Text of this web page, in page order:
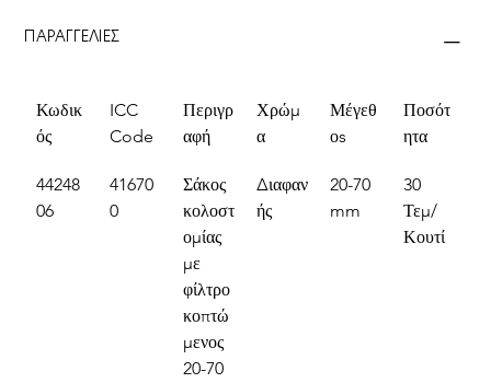
ΠΑΡΑΓΓΕΛΙΕΣ
Κωδικ
ός
ICC
Code
Περιγρ
αφή
Χρώμ
α
Μέγεθ
οs
Ποσότ
ητα
44248
06
41670
0
Σάκος
κολοστ
ομίας
με
φίλτρο
κοπτώ
μενος
20-70
Διαφαν
ής
20-70
mm
30
Τεμ/
Κουτί